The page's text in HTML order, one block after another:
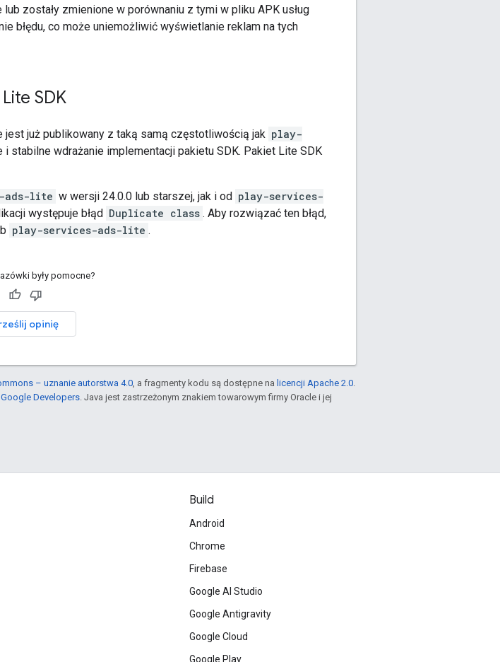
zostały zmienione w porównaniu z tymi w pliku APK usług
błędu, co może uniemożliwić wyświetlanie reklam na tych
SDK
jest już publikowany z taką samą częstotliwością jak play-
stabilne wdrażanie implementacji pakietu SDK. Pakiet Lite SDK
ads-lite w wersji 24.0.0 lub starszej, jak i od play-services-
występuje błąd Duplicate class . Aby rozwiązać ten błąd,
play-services-ads-lite .
były pomocne?
opinię
– uznanie autorstwa 4.0 , a fragmenty kodu są dostępne na licencji Apache 2.0
Developers . Java jest zastrzeżonym znakiem towarowym firmy Oracle i jej
Build
Android
Chrome
Firebase
Google AI Studio
Google Antigravity
Google Cloud
Google Play